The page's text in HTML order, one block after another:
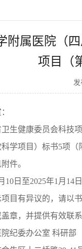
附属医院（
项目（
卫生健康委员会科技
学项目）标书5项
件。
10日至2025年1月14日
目有异议的，请以
章，并提供有效联
纪委办公室 科研部